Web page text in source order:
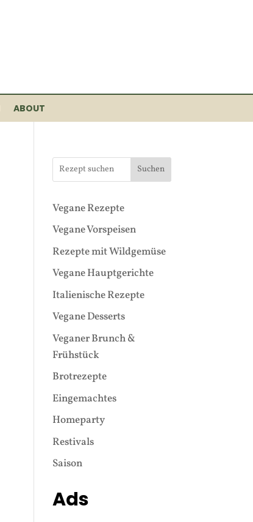
ABOUT
Suchen
Vegane Rezepte
Vegane Vorspeisen
Rezepte mit Wildgemüse
Vegane Hauptgerichte
Italienische Rezepte
Vegane Desserts
Veganer Brunch &
Frühstück
Brotrezepte
Eingemachtes
Homeparty
Restivals
Saison
Ads